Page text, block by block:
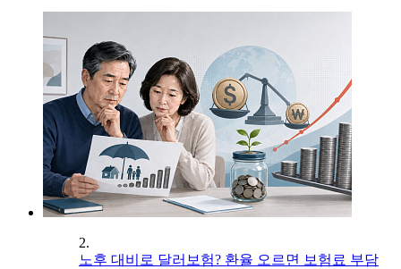
2.
노후 대비로 달러보험? 환율 오르면 보험료 부담